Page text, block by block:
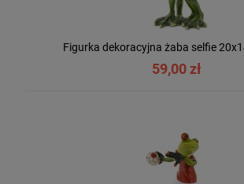
Figurka dekoracyjna żaba selfie
59,00 zł